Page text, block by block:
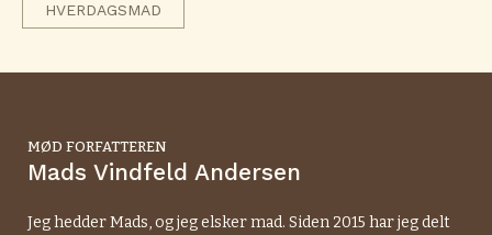
HVERDAGSMAD
MØD FORFATTEREN
Mads Vindfeld Andersen
Jeg hedder Mads, og jeg elsker mad. Siden 2015 har jeg delt